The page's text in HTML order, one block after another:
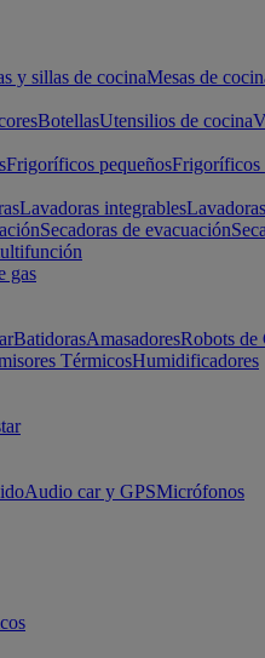
y sillas de cocinaMesas de
BotellasUtensilios de cocina
Frigoríficos pequeñosFrigoríficos
Lavadoras integrables
Secadoras de evacuación
gas
BatidorasAmasadoresRobots de
TérmicosHumidificadores
Audio car y GPSMicrófonos